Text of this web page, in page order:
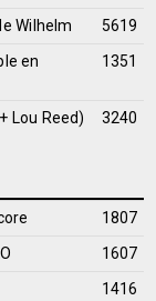
Wilhelm
5619
en
1351
Lou Reed) 3240
1807
1607
1416